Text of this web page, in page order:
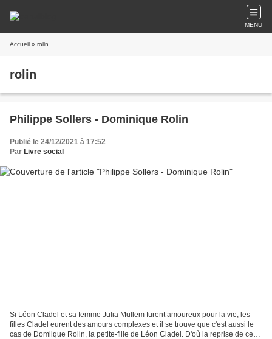
MENU
Accueil » rolin
rolin
Philippe Sollers - Dominique Rolin
Publié le 24/12/2021 à 17:52
Par Livre social
Si Léon Cladel et sa femme Julia Mullem furent amoureux pour la vie, les
filles Cladel eurent des amours complexes et il se trouve que c'est aussi le
cas de Domiique Rolin, la petite-fille de Léon Cladel. D'où la reprise de ce